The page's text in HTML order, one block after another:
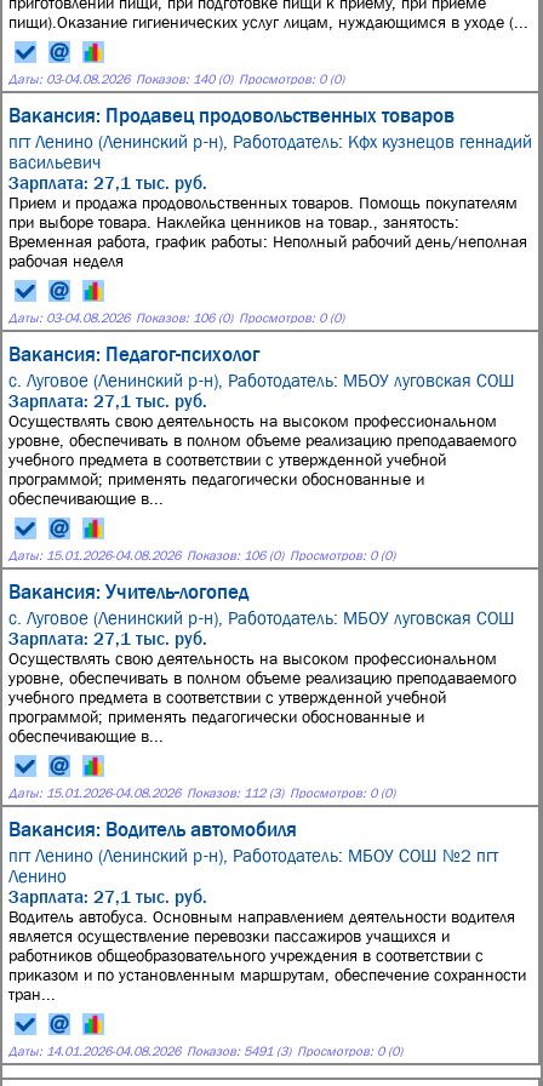
пищи).Оказание гигиенических услуг лицам, нуждающимся в уходе (...
Даты: 03-04.08.2026 Показов: 140 (0) Просмотров: 0 (0)
Вакансия: Продавец продовольственных товаров
пгт Ленино (Ленинский р-н), Работодатель: Кфх кузнецов геннадий
васильевич
Зарплата: 27,1 тыс. руб.
Прием и продажа продовольственных товаров. Помощь покупателям
при выборе товара. Наклейка ценников на товар., занятость:
Временная работа, график работы: Неполный рабочий день/неполная
рабочая неделя
Даты: 03-04.08.2026 Показов: 106 (0) Просмотров: 0 (0)
Вакансия: Педагог-психолог
с. Луговое (Ленинский р-н), Работодатель: МБОУ луговская СОШ
Зарплата: 27,1 тыс. руб.
Осуществлять свою деятельность на высоком профессиональном
уровне, обеспечивать в полном объеме реализацию преподаваемого
учебного предмета в соответствии с утвержденной учебной
программой; применять педагогически обоснованные и
обеспечивающие в...
Даты: 15.01.2026-04.08.2026 Показов: 106 (0) Просмотров: 0 (0)
Вакансия: Учитель-логопед
с. Луговое (Ленинский р-н), Работодатель: МБОУ луговская СОШ
Зарплата: 27,1 тыс. руб.
Осуществлять свою деятельность на высоком профессиональном
уровне, обеспечивать в полном объеме реализацию преподаваемого
учебного предмета в соответствии с утвержденной учебной
программой; применять педагогически обоснованные и
обеспечивающие в...
Даты: 15.01.2026-04.08.2026 Показов: 112 (3) Просмотров: 0 (0)
Вакансия: Водитель автомобиля
пгт Ленино (Ленинский р-н), Работодатель: МБОУ СОШ №2 пгт
Ленино
Зарплата: 27,1 тыс. руб.
Водитель автобуса. Основным направлением деятельности водителя
является осуществление перевозки пассажиров учащихся и
работников общеобразовательного учреждения в соответствии с
приказом и по установленным маршрутам, обеспечение сохранности
тран...
Даты: 14.01.2026-04.08.2026 Показов: 5491 (3) Просмотров: 0 (0)